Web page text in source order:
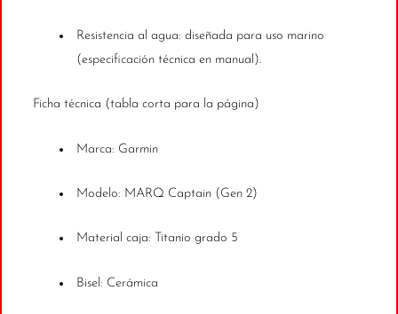
Resistencia al agua: diseñada para uso marino
(especificación técnica en manual).
Ficha técnica (tabla corta para la página)
Marca: Garmin
Modelo: MARQ Captain (Gen 2)
Material caja: Titanio grado 5
Bisel: Cerámica